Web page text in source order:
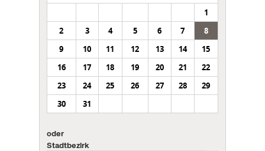
1
2
3 4 5 6 7
8
9
10 11 12 13 14
15
16
17 18 19 20 21
22
23
24 25 26 27 28
29
30
31
oder
Stadtbezirk